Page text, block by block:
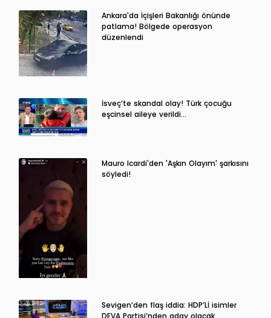
Ankara'da İçişleri Bakanlığı önünde
patlama! Bölgede operasyon
düzenlendi
İsveç’te skandal olay! Türk çocuğu
eşcinsel aileye verildi…
Mauro Icardi'den 'Aşkın Olayım' şarkısını
söyledi!
Sevigen’den flaş iddia: HDP’Lİ isimler